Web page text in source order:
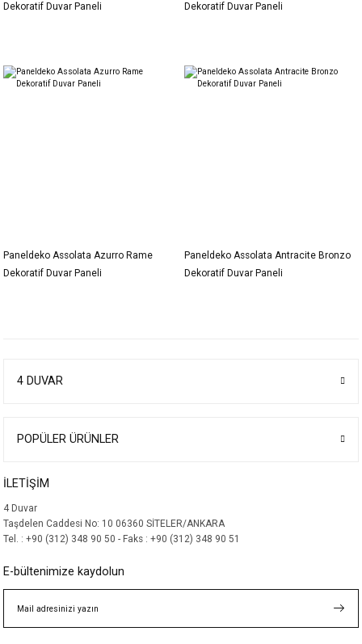
Dekoratif Duvar Paneli
Dekoratif Duvar Paneli
Paneldeko Assolata Azurro Rame
Dekoratif Duvar Paneli
Paneldeko Assolata Antracite Bronzo
Dekoratif Duvar Paneli
4 DUVAR
POPÜLER ÜRÜNLER
İLETİŞİM
4 Duvar
Taşdelen Caddesi No: 10 06360 SİTELER/ANKARA
Tel. : +90 (312) 348 90 50 - Faks : +90 (312) 348 90 51
E-bültenimize kaydolun